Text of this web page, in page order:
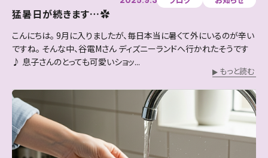
猛暑日が続きます…✿
こんにちは。 9月に入りましたが、毎日本当に暑くて外にいるのが辛い
ですね。 そんな中、谷電Mさん ディズニーランドへ行かれたそうです
♪ 息子さんのとっても可愛いショッ...
もっと読む